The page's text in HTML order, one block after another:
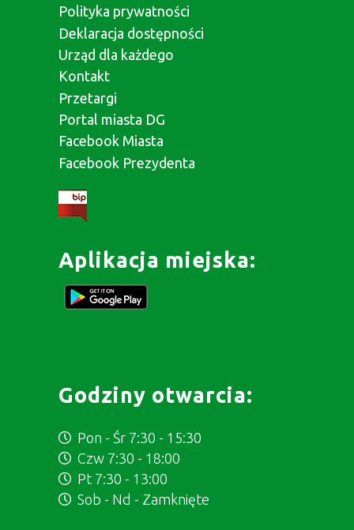
Polityka prywatności
Deklaracja dostępności
Urząd dla każdego
Kontakt
Przetargi
Portal miasta DG
Facebook Miasta
Facebook Prezydenta
Aplikacja miejska:
Godziny otwarcia:
Pon - Śr 7:30 - 15:30
Czw 7:30 - 18:00
Pt 7:30 - 13:00
Sob - Nd - Zamknięte